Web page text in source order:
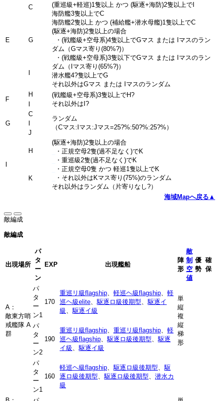
E
C
(重巡級+軽巡)1隻以上 かつ (駆逐+海防)2隻以上でI
海防艦3隻以上でC
海防艦2隻以上 かつ (補給艦+潜水母艦)1隻以上でC
(駆逐+海防)2隻以上の場合
・(戦艦級+空母系)4隻以上でGマス または Iマスのラン
ダム（Gマス寄り(80%?)）
・(戦艦級+空母系)3隻以下でGマス または Iマスのラン
ダム（Iマス寄り(65%?)）
潜水艦4?隻以上でG
それ以外はGマス または Iマスのランダム
G
F
H
(戦艦級+空母系)3隻以上でH?
それ以外はI?
G
C
ランダム
（Cマス:Iマス:Jマス=25?%:50?%:25?%）
J
H
(駆逐+海防)2隻以上の場合
・正規空母2隻(過不足なく)でK
・重巡級2隻(過不足なく)でK
・正規空母0隻 かつ 軽巡1隻以上でK
・それ以外はKマス寄り(75%)のランダム
それ以外はランダム（片寄りなし?）
K
海域Mapへ戻る▲
敵編成
敵編成
出現場所
パ
タ
ー
ン
EXP 出現艦船
陣
形
敵
制
空
値
優
勢
確
保
A：
敵東方哨
戒艦隊 A
群
パ
タ
ー
ン1
170
重巡リ級flagship 軽巡ヘ級flagship
軽
巡ヘ級elite
駆逐ロ級後期型
駆逐イ
級
駆逐イ級
単
縦
複
縦
梯
形
パ
タ
ー
ン2
190
重巡リ級flagship 重巡リ級flagship
軽
巡ヘ級flagship
駆逐ロ級後期型
駆逐
イ級
駆逐イ級
パ
タ
ー
ン1
160
軽巡ヘ級flagship 駆逐ロ級後期型
駆
逐ロ級後期型
駆逐ロ級後期型
潜水カ
級